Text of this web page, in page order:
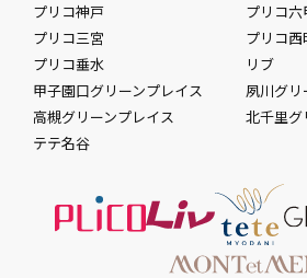
プリコ神戸
プリコ六
プリコ三宮
プリコ西
プリコ垂水
リブ
甲子園口グリーンプレイス
夙川グリ
高槻グリーンプレイス
北千里グ
テテ名谷